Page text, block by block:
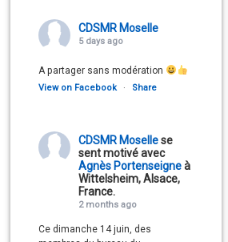
CDSMR Moselle
5 days ago
A partager sans modération
View on Facebook · Share
CDSMR Moselle se
sent motivé avec
Agnès Portenseigneà
Wittelsheim, Alsace,
France.
2 months ago
Ce dimanche 14 juin, des